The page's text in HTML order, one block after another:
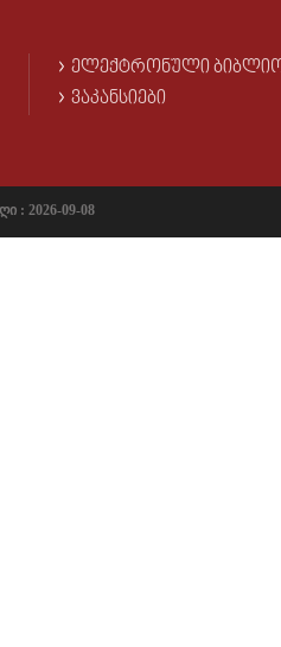
ᲔᲚᲔᲥᲢᲠᲝᲜᲣᲚᲘ
ᲕᲐᲙᲐᲜᲡᲘᲔᲑᲘ
: 2026-09-08